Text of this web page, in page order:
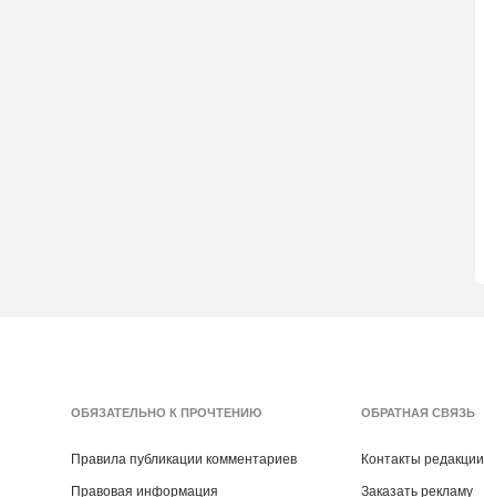
ОБЯЗАТЕЛЬНО К ПРОЧТЕНИЮ
Правила публикации комментариев
Правовая информация
ОБРАТНАЯ СВЯЗЬ
Контакты редакции
Заказать рекламу